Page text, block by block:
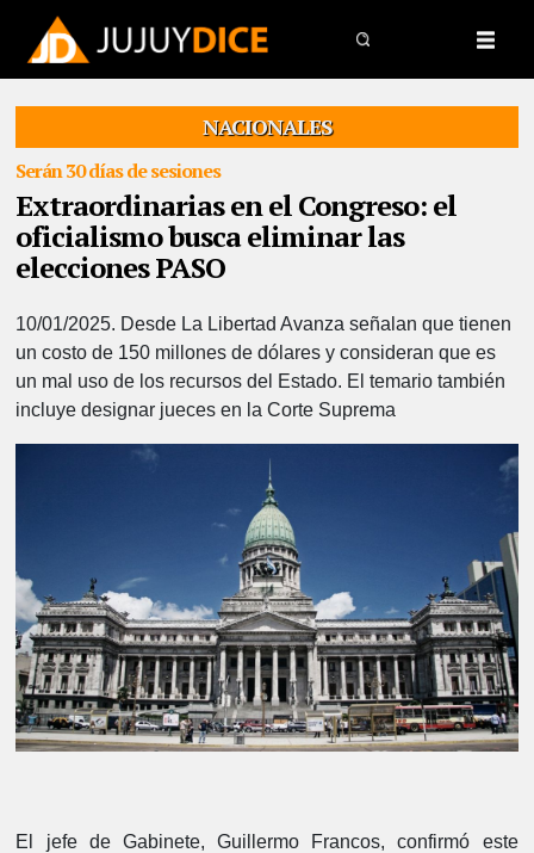
NACIONALES
Serán 30 días de sesiones
Extraordinarias en el Congreso: el
oficialismo busca eliminar las
elecciones PASO
10/01/2025. Desde La Libertad Avanza señalan que tienen
un costo de 150 millones de dólares y consideran que es
un mal uso de los recursos del Estado. El temario también
incluye designar jueces en la Corte Suprema
El jefe de Gabinete, Guillermo Francos, confirmó este